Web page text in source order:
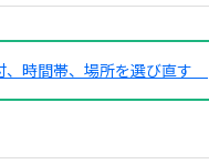
時間帯、場所を選び直す